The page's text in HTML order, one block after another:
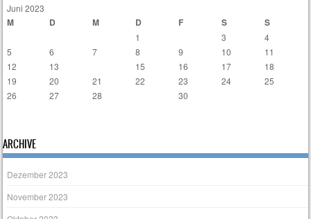
Juni 2023
M D M D F S S
1 3
4
5
6 7 8 9 10
11
12
13 15 16 17
18
19
20 21 22 23 24
25
26
27 28 30
ARCHIVE
Dezember 2023
November 2023